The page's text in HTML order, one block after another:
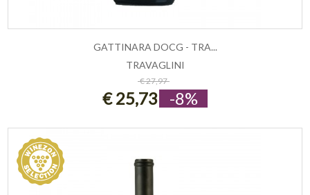
ESAURITO
GATTINARA DOCG - TRA...
TRAVAGLINI
€ 27,97
€ 25,73 -8%